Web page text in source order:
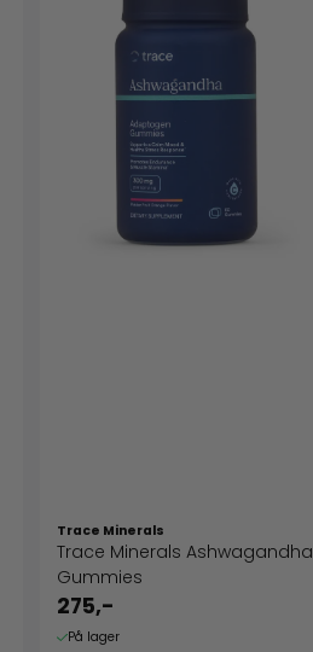
Trace Minerals
Trace Minerals Ashwagandha
Gummies
275,-
På lager